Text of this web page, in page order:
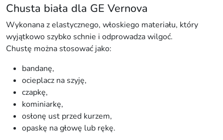
Chusta biała dla GE Vernova
Wykonana z elastycznego, włoskiego materiału, który
wyjątkowo szybko schnie i odprowadza wilgoć.
Chustę można stosować jako:
bandanę,
ocieplacz na szyję,
czapkę,
kominiarkę,
osłonę ust przed kurzem,
opaskę na głowę lub rękę.